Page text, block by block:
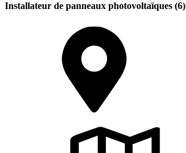
Installateur de panneaux photovoltaïques (6)